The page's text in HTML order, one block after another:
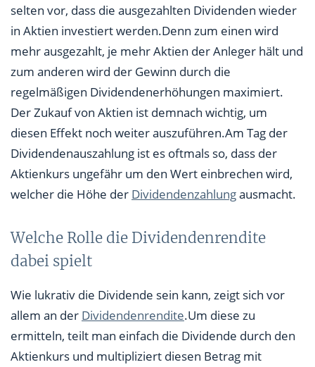
selten vor, dass die ausgezahlten Dividenden wieder
in Aktien investiert werden.Denn zum einen wird
mehr ausgezahlt, je mehr Aktien der Anleger hält und
zum anderen wird der Gewinn durch die
regelmäßigen Dividendenerhöhungen maximiert.
Der Zukauf von Aktien ist demnach wichtig, um
diesen Effekt noch weiter auszuführen.Am Tag der
Dividendenauszahlung ist es oftmals so, dass der
Aktienkurs ungefähr um den Wert einbrechen wird,
welcher die Höhe der Dividendenzahlungausmacht.
Welche Rolle die Dividendenrendite
dabei spielt
Wie lukrativ die Dividende sein kann, zeigt sich vor
allem an der Dividendenrendite.Um diese zu
ermitteln, teilt man einfach die Dividende durch den
Aktienkurs und multipliziert diesen Betrag mit